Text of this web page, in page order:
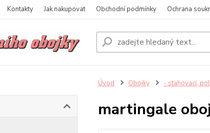
Kontakty Jak nakupovat Obchodní podmínky Ochrana
Úvod Obojky - stahovací,
martingale